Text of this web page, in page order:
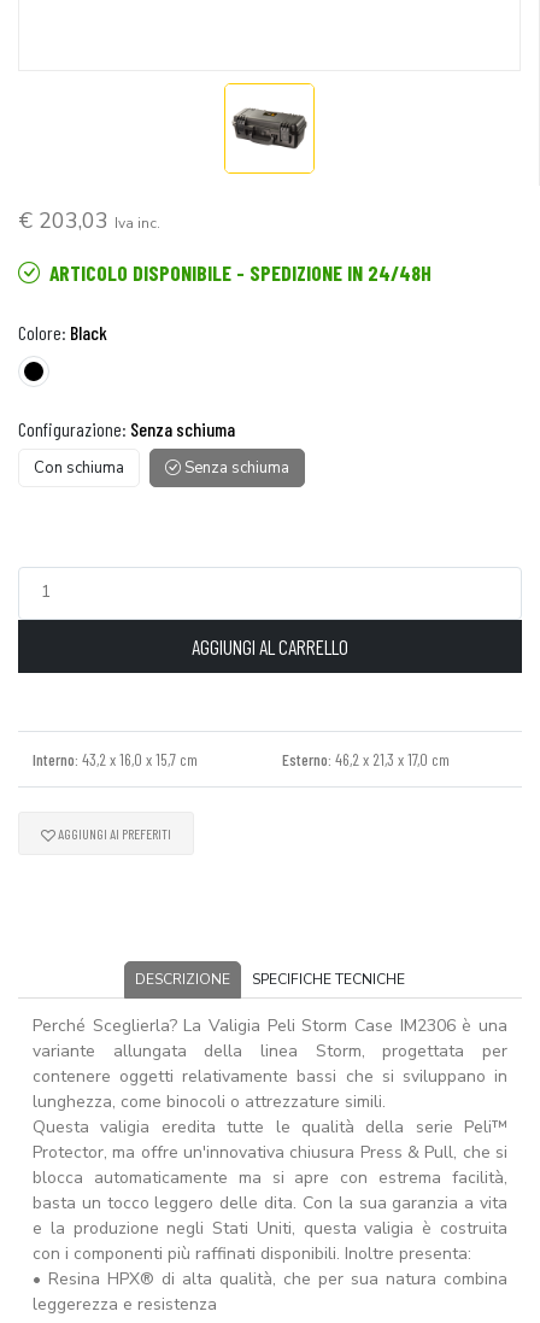
€ 203,03 Iva inc.
ARTICOLO DISPONIBILE - SPEDIZIONE IN 24/48H
Colore: Black
Configurazione: Senza schiuma
Con schiuma Senza schiuma
AGGIUNGI AL CARRELLO
Interno: 43,2 x 16,0 x 15,7 cm Esterno: 46,2 x 21,3 x 17,0 cm
AGGIUNGI AI PREFERITI
DESCRIZIONE SPECIFICHE TECNICHE
Perché Sceglierla? La Valigia Peli Storm Case IM2306 è una
variante allungata della linea Storm, progettata per
contenere oggetti relativamente bassi che si sviluppano in
lunghezza, come binocoli o attrezzature simili.
Questa valigia eredita tutte le qualità della serie Peli™
Protector, ma offre un'innovativa chiusura Press & Pull, che si
blocca automaticamente ma si apre con estrema facilità,
basta un tocco leggero delle dita. Con la sua garanzia a vita
e la produzione negli Stati Uniti, questa valigia è costruita
con i componenti più raffinati disponibili. Inoltre presenta:
• Resina HPX® di alta qualità, che per sua natura combina
leggerezza e resistenza